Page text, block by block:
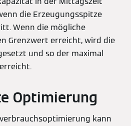
die Erzeugungsspitze
Wenn die mögliche
Grenzwert erreicht, wird die
und so der maximal
Optimierung
kann